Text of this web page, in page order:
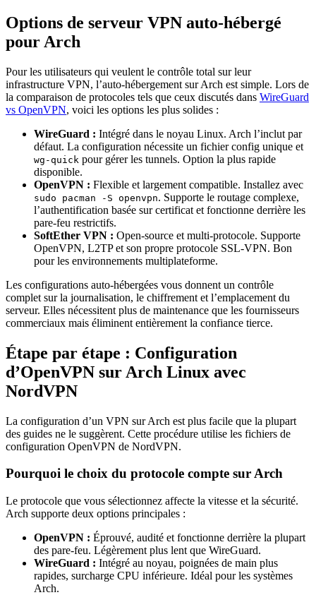
Options de serveur VPN auto-hébergé
pour Arch
Pour les utilisateurs qui veulent le contrôle total sur leur
infrastructure VPN, l’auto-hébergement sur Arch est simple. Lors de
la comparaison de protocoles tels que ceux discutés dans WireGuard
vs OpenVPN, voici les options les plus solides :
WireGuard : Intégré dans le noyau Linux. Arch l’inclut par
défaut. La configuration nécessite un fichier config unique et
wg-quick pour gérer les tunnels. Option la plus rapide
disponible.
OpenVPN : Flexible et largement compatible. Installez avec
sudo pacman -S openvpn. Supporte le routage complexe,
l’authentification basée sur certificat et fonctionne derrière les
pare-feu restrictifs.
SoftEther VPN : Open-source et multi-protocole. Supporte
OpenVPN, L2TP et son propre protocole SSL-VPN. Bon
pour les environnements multiplateforme.
Les configurations auto-hébergées vous donnent un contrôle
complet sur la journalisation, le chiffrement et l’emplacement du
serveur. Elles nécessitent plus de maintenance que les fournisseurs
commerciaux mais éliminent entièrement la confiance tierce.
Étape par étape : Configuration
d’OpenVPN sur Arch Linux avec
NordVPN
La configuration d’un VPN sur Arch est plus facile que la plupart
des guides ne le suggèrent. Cette procédure utilise les fichiers de
configuration OpenVPN de NordVPN.
Pourquoi le choix du protocole compte sur Arch
Le protocole que vous sélectionnez affecte la vitesse et la sécurité.
Arch supporte deux options principales :
OpenVPN : Éprouvé, audité et fonctionne derrière la plupart
des pare-feu. Légèrement plus lent que WireGuard.
WireGuard : Intégré au noyau, poignées de main plus
rapides, surcharge CPU inférieure. Idéal pour les systèmes
Arch.